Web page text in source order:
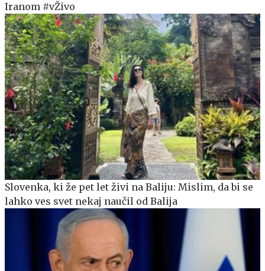
Iranom #vŽivo
Slovenka, ki že pet let živi na Baliju: Mislim, da bi se
lahko ves svet nekaj naučil od Balija